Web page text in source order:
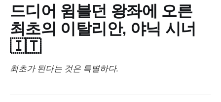
드디어 윔블던 왕좌에 오른
최초의 이탈리안, 야닉 시너
🇮🇹
최초가 된다는 것은 특별하다.